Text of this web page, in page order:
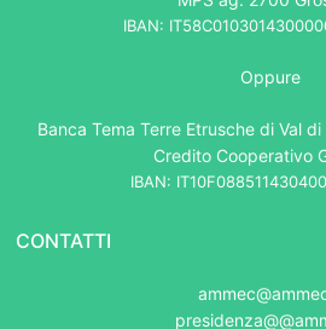
IBAN:
Oppure
Banca Tema Terre Etrusche di Val
Credito Cooperativo
IBAN:
CONTATTI